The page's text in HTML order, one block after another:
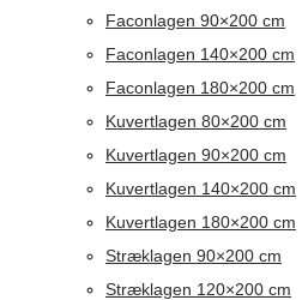
Faconlagen 90×200 cm
Faconlagen 140×200 cm
Faconlagen 180×200 cm
Kuvertlagen 80×200 cm
Kuvertlagen 90×200 cm
Kuvertlagen 140×200 cm
Kuvertlagen 180×200 cm
Stræklagen 90×200 cm
Stræklagen 120×200 cm